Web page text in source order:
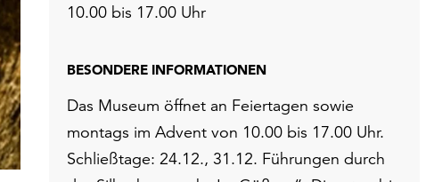
10.00 bis 17.00 Uhr
BESONDERE INFORMATIONEN
Das Museum öffnet an Feiertagen sowie
montags im Advent von 10.00 bis 17.00 Uhr.
Schließtage: 24.12., 31.12. Führungen durch